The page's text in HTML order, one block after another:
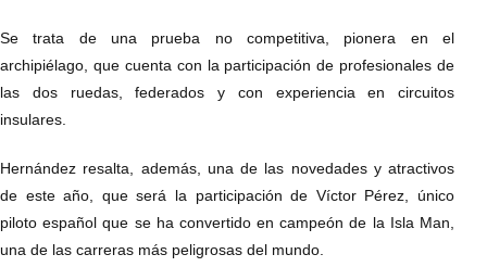
Se trata de una prueba no competitiva, pionera en el
archipiélago, que cuenta con la participación de profesionales de
las dos ruedas, federados y con experiencia en circuitos
insulares.
Hernández resalta, además, una de las novedades y atractivos
de este año, que será la participación de Víctor Pérez, único
piloto español que se ha convertido en campeón de la Isla Man,
una de las carreras más peligrosas del mundo.